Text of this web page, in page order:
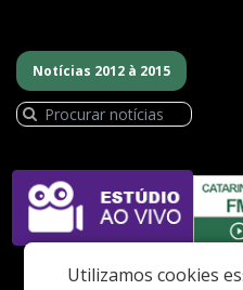
Notícias 2012 à 2015
Utilizamos cookies